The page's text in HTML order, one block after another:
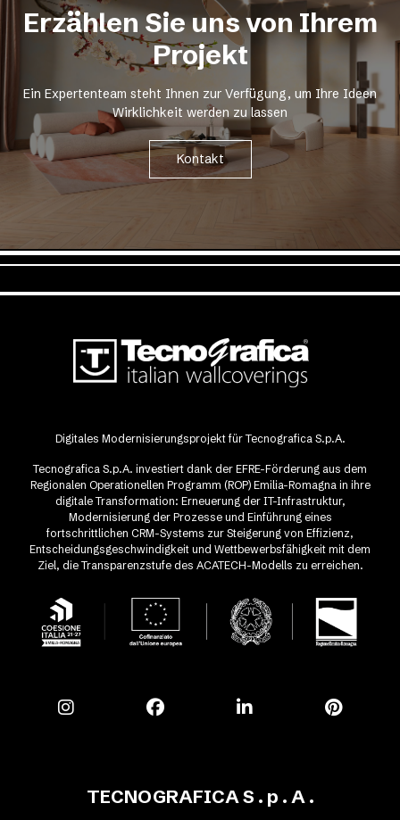
Erzählen Sie uns von Ihrem
Projekt
Ein Expertenteam steht Ihnen zur Verfügung, um Ihre Ideen
Wirklichkeit werden zu lassen
Kontakt
Digitales Modernisierungsprojekt für Tecnografica S.p.A.
Tecnografica S.p.A. investiert dank der EFRE-Förderung aus dem
Regionalen Operationellen Programm (ROP) Emilia-Romagna in ihre
digitale Transformation: Erneuerung der IT-Infrastruktur,
Modernisierung der Prozesse und Einführung eines
fortschrittlichen CRM-Systems zur Steigerung von Effizienz,
Entscheidungsgeschwindigkeit und Wettbewerbsfähigkeit mit dem
Ziel, die Transparenzstufe des ACATECH-Modells zu erreichen.
TECNOGRAFICA S . p . A .